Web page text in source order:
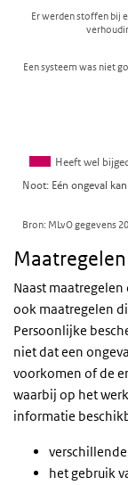
Naast
ook maatregelen
Persoonlijke
niet dat een
voorkomen of de
waarbij op het
informatie
het gebruik